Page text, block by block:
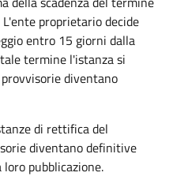
L'ente proprietario decide
entro 15 giorni dalla
termine l'istanza si
diventano
di rettifica del
diventano definitive
pubblicazione.